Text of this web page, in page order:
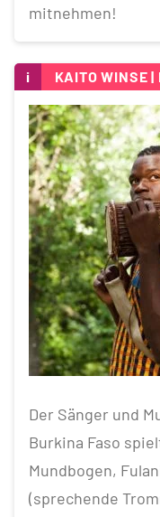
mitnehmen!
i KAITO WINSE |
Der Sänger und
Burkina Faso
Mundbogen,
(sprechende